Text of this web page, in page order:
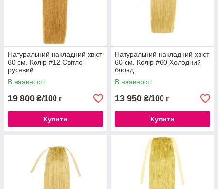
Натуральний накладний хвіст
60 см. Колір #12 Світло-
русявий
В наявності
19 800 ₴/100 г
Купити
Натуральний накладний хвіст
60 см. Колір #60 Холодний
блонд
В наявності
13 950 ₴/100 г
Купити